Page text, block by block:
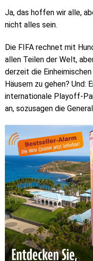
Ja, das hoffen wir alle,
nicht alles sein.
Die FIFA rechnet mit
allen Teilen der Welt,
derzeit die
Häusern zu gehen?
internationale Playoff-
an, sozusagen die